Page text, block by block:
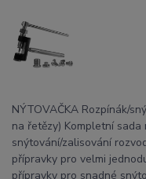
NÝTOVAČKA Rozpínák/
na řetězy) Kompletní
snýtování/zalisování
přípravky pro velmi
přípravky pro snadné